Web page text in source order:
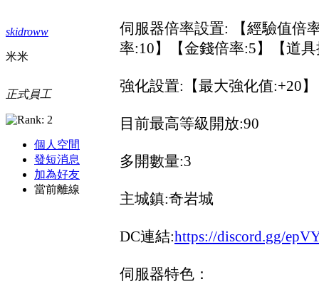
skidroww
米米
正式員工
個人空間
發短消息
加為好友
當前離線
伺服器倍率設置: 【經驗值倍
率:10】【金錢倍率:5】【道
強化設置:【最大強化值:+20
目前最高等級開放:90
多開數量:3
主城鎮:奇岩城
DC連結:https://discord.gg/
伺服器特色：